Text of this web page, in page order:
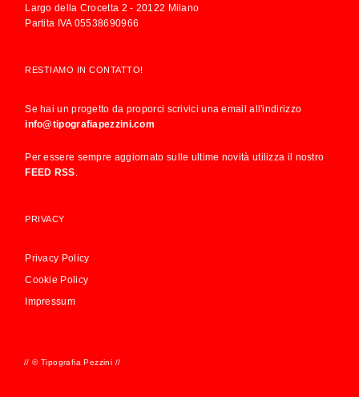
Largo della Crocetta 2 - 20122 Milano
Partita IVA 05538690966
RESTIAMO IN CONTATTO!
Se hai un progetto da proporci scrivici una email all'indirizzo
info@tipografiapezzini.com
Per essere sempre aggiornato sulle ultime novità utilizza il nostro
FEED RSS.
PRIVACY
Privacy Policy
Cookie Policy
Impressum
// © Tipografia Pezzini //